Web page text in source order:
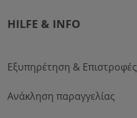
HILFE & INFO
Εξυπηρέτηση & Επιστροφές
Ανάκληση παραγγελίας